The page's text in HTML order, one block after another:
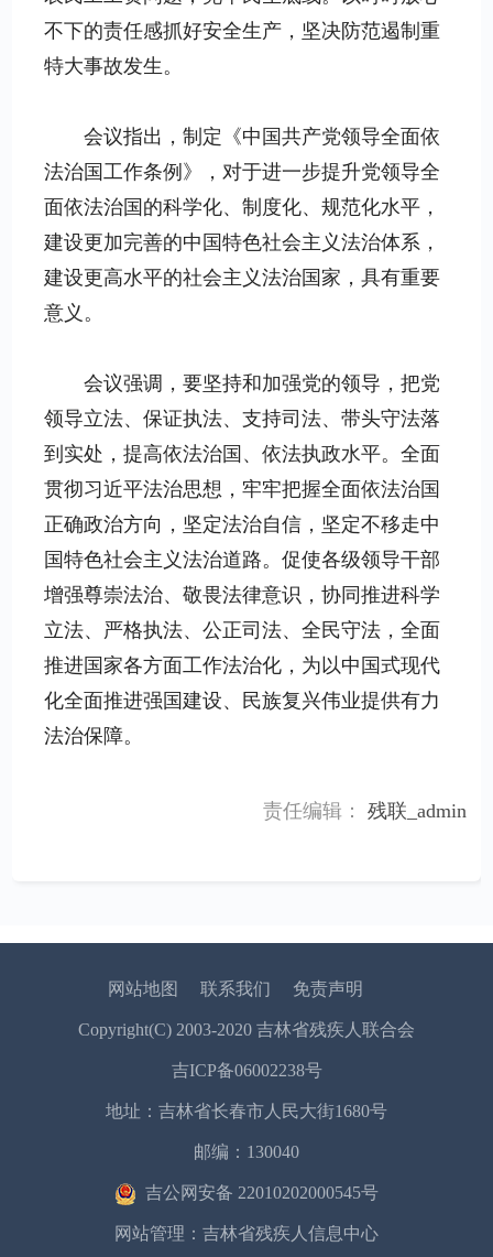
不下的责任感抓好安全生产，坚决防范遏制重
特大事故发生。
会议指出，制定《中国共产党领导全面依
法治国工作条例》，对于进一步提升党领导全
面依法治国的科学化、制度化、规范化水平，
建设更加完善的中国特色社会主义法治体系，
建设更高水平的社会主义法治国家，具有重要
意义。
会议强调，要坚持和加强党的领导，把党
领导立法、保证执法、支持司法、带头守法落
到实处，提高依法治国、依法执政水平。全面
贯彻习近平法治思想，牢牢把握全面依法治国
正确政治方向，坚定法治自信，坚定不移走中
国特色社会主义法治道路。促使各级领导干部
增强尊崇法治、敬畏法律意识，协同推进科学
立法、严格执法、公正司法、全民守法，全面
推进国家各方面工作法治化，为以中国式现代
化全面推进强国建设、民族复兴伟业提供有力
法治保障。
责任编辑： 残联_admin
网站地图 联系我们 免责声明
Copyright(C) 2003-2020 吉林省残疾人联合会
吉ICP备06002238号
地址：吉林省长春市人民大街1680号
邮编：130040
吉公网安备 22010202000545号
网站管理：吉林省残疾人信息中心